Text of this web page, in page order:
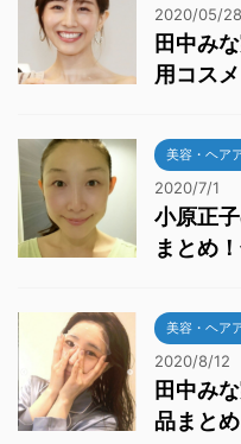
2020/05/28
田中み
用コス
美容・ヘア
2020/7/1
小原正
まとめ
美容・ヘア
2020/8/12
田中み
品まと